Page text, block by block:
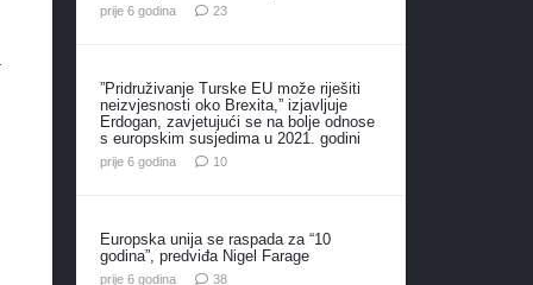
prije 6 godina 23komentara
”Pridruživanje Turske EU može riješiti
neizvjesnosti oko Brexita,” izjavljuje
Erdogan, zavjetujući se na bolje odnose
s europskim susjedima u 2021. godini
prije 6 godina 10komentara
Europska unija se raspada za “10
godina”, predviđa Nigel Farage
prije 6 godina 38komentara